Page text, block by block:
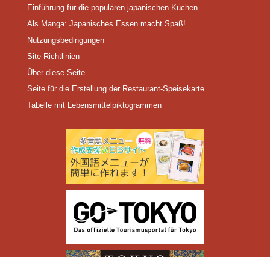
Einführung für die populären japanischen Küchen
Als Manga: Japanisches Essen macht Spaß!
Nutzungsbedingungen
Site-Richtlinien
Über diese Seite
Seite für die Erstellung der Restaurant-Speisekarte
Tabelle mit Lebensmittelpiktogrammen